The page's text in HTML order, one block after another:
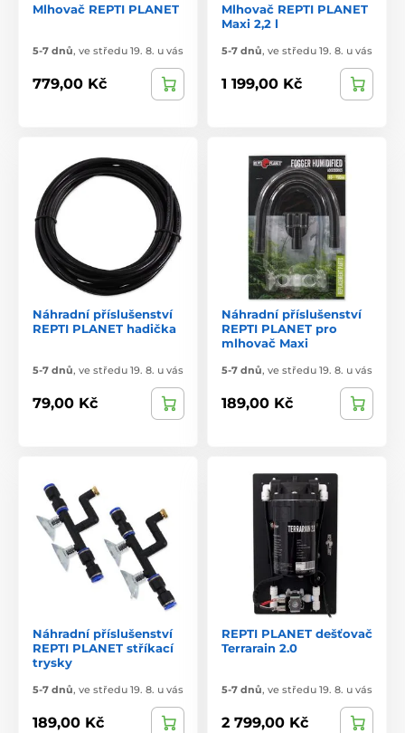
Mlhovač REPTI PLANET
5-7 dnů, ve středu 19. 8. u vás
779,00 Kč
Mlhovač REPTI PLANET
Maxi 2,2 l
5-7 dnů, ve středu 19. 8. u vás
1 199,00 Kč
Náhradní příslušenství
REPTI PLANET hadička
5-7 dnů, ve středu 19. 8. u vás
79,00 Kč
Náhradní příslušenství
REPTI PLANET pro
mlhovač Maxi
5-7 dnů, ve středu 19. 8. u vás
189,00 Kč
Náhradní příslušenství
REPTI PLANET stříkací
trysky
5-7 dnů, ve středu 19. 8. u vás
189,00 Kč
REPTI PLANET dešťovač
Terrarain 2.0
5-7 dnů, ve středu 19. 8. u vás
2 799,00 Kč